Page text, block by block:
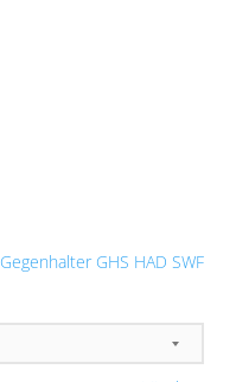
Gegenhalter GHS HAD SWF